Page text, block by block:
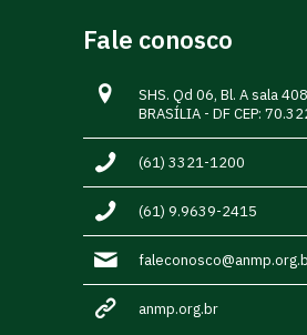
Fale conosco
SHS. Qd 06, Bl. A sala
BRASÍLIA - DF CEP:
(61) 3321-1200
(61) 9.9639-2415
anmp.org.br